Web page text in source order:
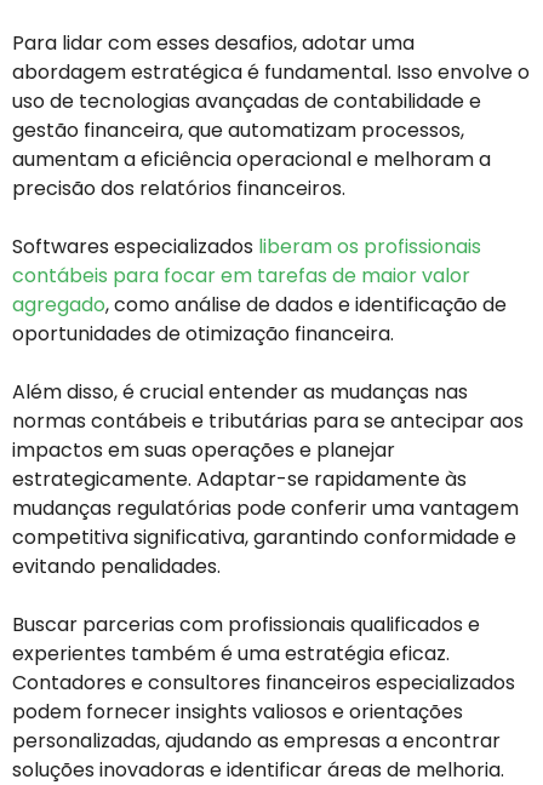
Para lidar com esses desafios, adotar uma
abordagem estratégica é fundamental. Isso envolve o
uso de tecnologias avançadas de contabilidade e
gestão financeira, que automatizam processos,
aumentam a eficiência operacional e melhoram a
precisão dos relatórios financeiros.
Softwares especializados liberam os profissionais
contábeis para focar em tarefas de maior valor
agregado, como análise de dados e identificação de
oportunidades de otimização financeira.
Além disso, é crucial entender as mudanças nas
normas contábeis e tributárias para se antecipar aos
impactos em suas operações e planejar
estrategicamente. Adaptar-se rapidamente às
mudanças regulatórias pode conferir uma vantagem
competitiva significativa, garantindo conformidade e
evitando penalidades.
Buscar parcerias com profissionais qualificados e
experientes também é uma estratégia eficaz.
Contadores e consultores financeiros especializados
podem fornecer insights valiosos e orientações
personalizadas, ajudando as empresas a encontrar
soluções inovadoras e identificar áreas de melhoria.